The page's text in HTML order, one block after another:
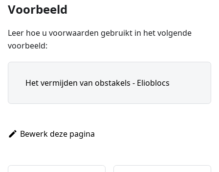
Voorbeeld
Leer hoe u voorwaarden gebruikt in het volgende
voorbeeld:
Het vermijden van obstakels - Elioblocs
Bewerk deze pagina